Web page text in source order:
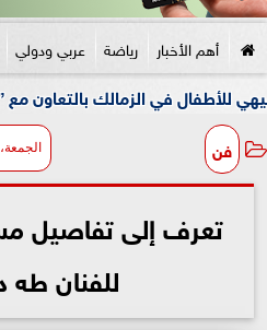
أهم الأخبار رياضة عربي ودولي
الزمالك بالتعاون مع ”علاء الدين”
فن الجمعة، 15 ديسمبر 2023
تعرف إلى تفاصيل
للفنان